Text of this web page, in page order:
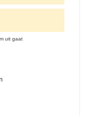
uit gaat